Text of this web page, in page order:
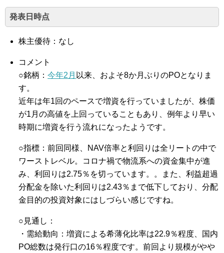
発表日時点
株主優待：なし
コメント
○銘柄：今年2月 以来、およそ8か月ぶりのPOとなりま
す。
近年は年1回のペースで増資を行っていましたが、株価
が1月の高値を上回っていることもあり、例年より早い
時期に増資を行う流れになったようです。
○指標：前回同様、NAV倍率と利回りは全リートの中で
ワーストレベル。コロナ禍で物流系への資金集中が進
み、利回りは2.75％を切っています。。また、利益超過
分配金を除いた利回りは2.43％まで低下しており、分配
金目的の投資対象にはしづらい感じですね。
○見通し：
・需給動向：増資による希薄化比率は22.9％程度、国内
PO総数は発行口の16％程度です。前回より規模がやや